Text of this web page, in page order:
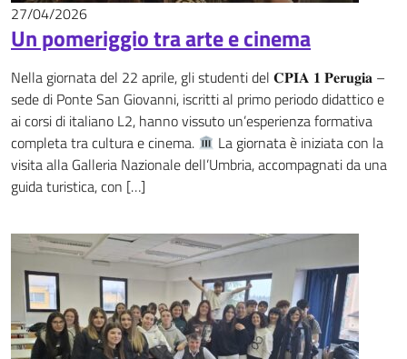
27/04/2026
Un pomeriggio tra arte e cinema
Nella giornata del 22 aprile, gli studenti del 𝐂𝐏𝐈𝐀 𝟏 𝐏𝐞𝐫𝐮𝐠𝐢𝐚 –
sede di Ponte San Giovanni, iscritti al primo periodo didattico e
ai corsi di italiano L2, hanno vissuto un’esperienza formativa
completa tra cultura e cinema.
La giornata è iniziata con la
visita alla Galleria Nazionale dell’Umbria, accompagnati da una
guida turistica, con […]